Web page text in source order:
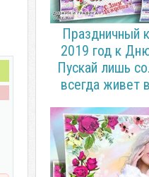
Праздничный
2019 год к
Пускай лишь
всегда живет